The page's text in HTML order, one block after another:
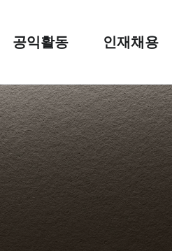
공익활동 인재채용